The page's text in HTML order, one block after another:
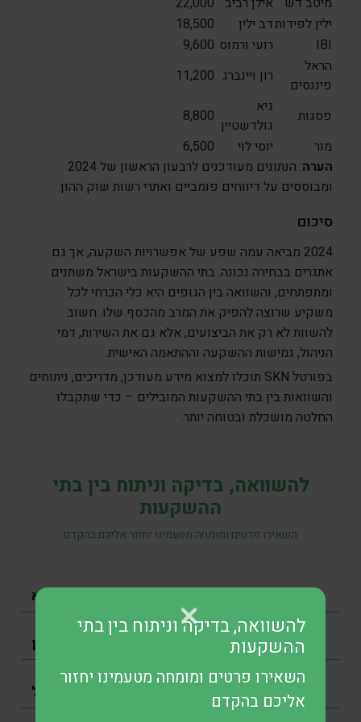
ילין לפידותדב ילין
18,500
IBI
רועי ורמוס 9,600
הראל
פיננסים
רון ויינברג 11,200
פסגות
גיא
גולדשטיין 8,800
מור
יוסי לוי
6,500
הערה
: הנתונים מעודכנים לרבעון הראשון של 2024
ומבוססים על דיווחים פומביים ואתרי רשות שוק ההון.
סיכום
2024 מביאה עמה שפע של אפשרויות השקעה, אך גם
אתגרים בבחירה נכונה. בתי ההשקעות בישראל משתנים
ומתפתחים, והשוואה בין הגופים היא כלי הכרחי לכל
משקיע שרוצה להפיק את המרב מהכסף שלו. חשוב
להשוות לא רק את הביצועים, אלא גם את השירות, דמי
הניהול, גמישות ההשקעה וההתאמה האישית.
בפורטל SKN תוכלו למצוא מידע מעודכן, מדריכים, ניתוחים
והשוואות בין בתי ההשקעות המובילים – כדי שתקבלו
החלטה מושכלת ובטוחה יותר.
להשוואה, בדיקה וניתוח בין בתי
ההשקעות
השאירו פרטים ומומחה מטעמינו יחזור אליכם בהקדם
להשוואה, בדיקה וניתוח בין בתי
ההשקעות
השאירו פרטים ומומחה מטעמינו יחזור
אליכם בהקדם